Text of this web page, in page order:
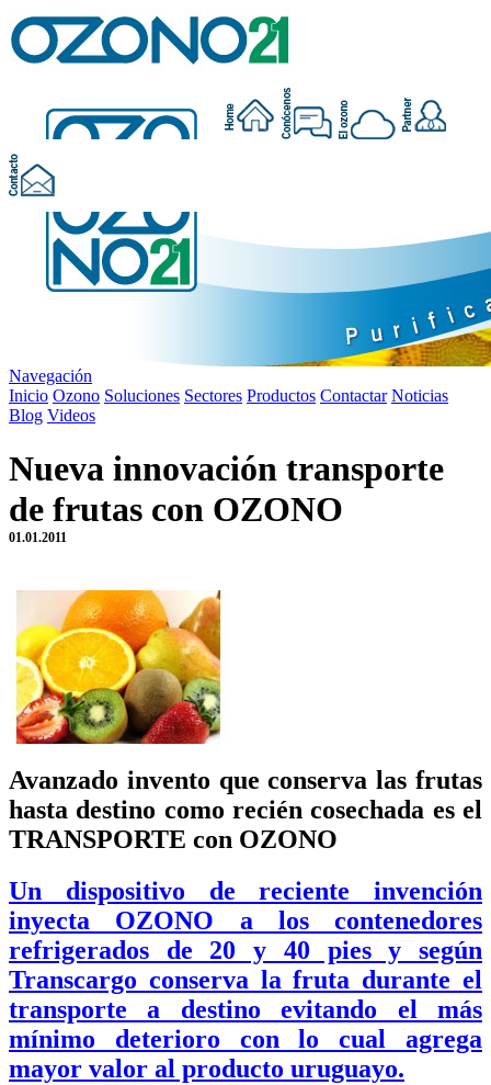
Navegación
Inicio Ozono Soluciones Sectores Productos Contactar Noticias
Blog Videos
Nueva innovación transporte
de frutas con OZONO
01.01.2011
Avanzado invento que conserva las frutas
hasta destino como recién cosechada es el
TRANSPORTE con OZONO
Un dispositivo de reciente invención
inyecta OZONO a los contenedores
refrigerados de 20 y 40 pies y según
Transcargo conserva la fruta durante el
transporte a destino evitando el más
mínimo deterioro con lo cual agrega
mayor valor al producto uruguayo.